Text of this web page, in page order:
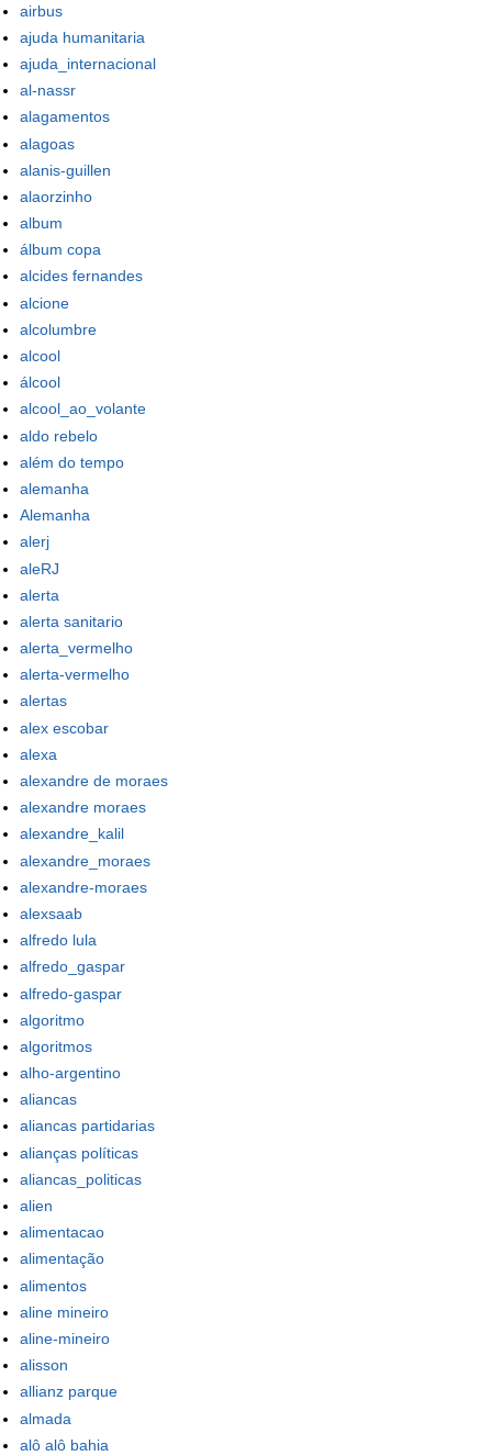
airbus
ajuda humanitaria
ajuda_internacional
al-nassr
alagamentos
alagoas
alanis-guillen
alaorzinho
album
álbum copa
alcides fernandes
alcione
alcolumbre
alcool
álcool
alcool_ao_volante
aldo rebelo
além do tempo
alemanha
Alemanha
alerj
aleRJ
alerta
alerta sanitario
alerta_vermelho
alerta-vermelho
alertas
alex escobar
alexa
alexandre de moraes
alexandre moraes
alexandre_kalil
alexandre_moraes
alexandre-moraes
alexsaab
alfredo lula
alfredo_gaspar
alfredo-gaspar
algoritmo
algoritmos
alho-argentino
aliancas
aliancas partidarias
alianças políticas
aliancas_politicas
alien
alimentacao
alimentação
alimentos
aline mineiro
aline-mineiro
alisson
allianz parque
almada
alô alô bahia